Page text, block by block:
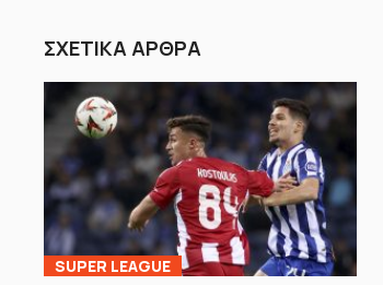
ΣΧΕΤΙΚΑ ΑΡΘΡΑ
SUPER LEAGUE